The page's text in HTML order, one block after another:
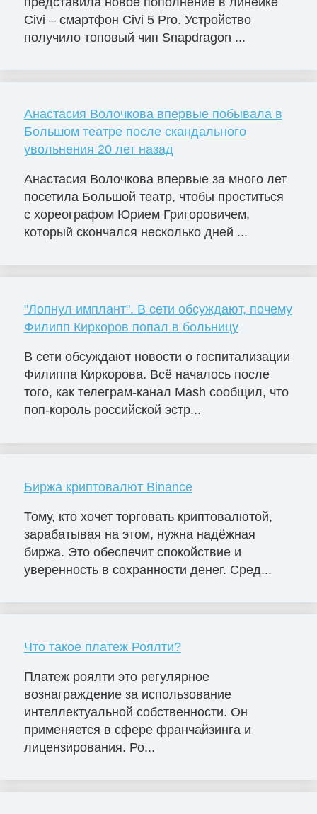
Civi – смартфон Civi 5 Pro. Устройство
получило топовый чип Snapdragon ...
Анастасия Волочкова впервые побывала в
Большом театре после скандального
увольнения 20 лет назад
Анастасия Волочкова впервые за много лет
посетила Большой театр, чтобы проститься
с хореографом Юрием Григоровичем,
который скончался несколько дней ...
"Лопнул имплант". В сети обсуждают, почему
Филипп Киркоров попал в больницу
В сети обсуждают новости о госпитализации
Филиппа Киркорова. Всё началось после
того, как телеграм-канал Mash сообщил, что
поп-король российской эстр...
Биржа криптовалют Binance
Тому, кто хочет торговать криптовалютой,
зарабатывая на этом, нужна надёжная
биржа. Это обеспечит спокойствие и
уверенность в сохранности денег. Сред...
Что такое платеж Роялти?
Платеж роялти это регулярное
вознаграждение за использование
интеллектуальной собственности. Он
применяется в сфере франчайзинга и
лицензирования. Ро...